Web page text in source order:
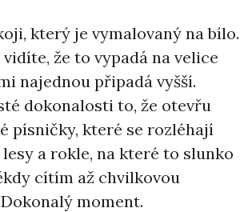
který je vymalovaný na bílo.
že to vypadá na velice
najednou připadá vyšší.
dokonalosti to, že otevřu
písničky, které se rozléhají
a rokle, na které to slunko
cítím až chvilkovou
moment.